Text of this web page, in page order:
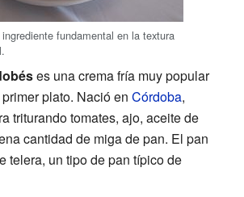
fundamental en la textura
es una crema fría muy popular
plato. Nació en Córdoba,
triturando tomates, ajo, aceite de
cantidad de miga de pan. El pan
telera, un tipo de pan típico de